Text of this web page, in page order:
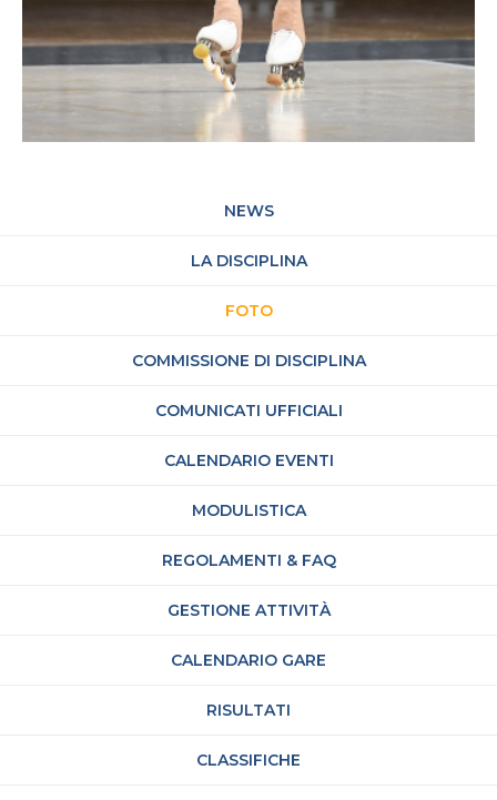
NEWS
LA DISCIPLINA
FOTO
COMMISSIONE DI DISCIPLINA
COMUNICATI UFFICIALI
CALENDARIO EVENTI
MODULISTICA
REGOLAMENTI & FAQ
GESTIONE ATTIVITÀ
CALENDARIO GARE
RISULTATI
CLASSIFICHE